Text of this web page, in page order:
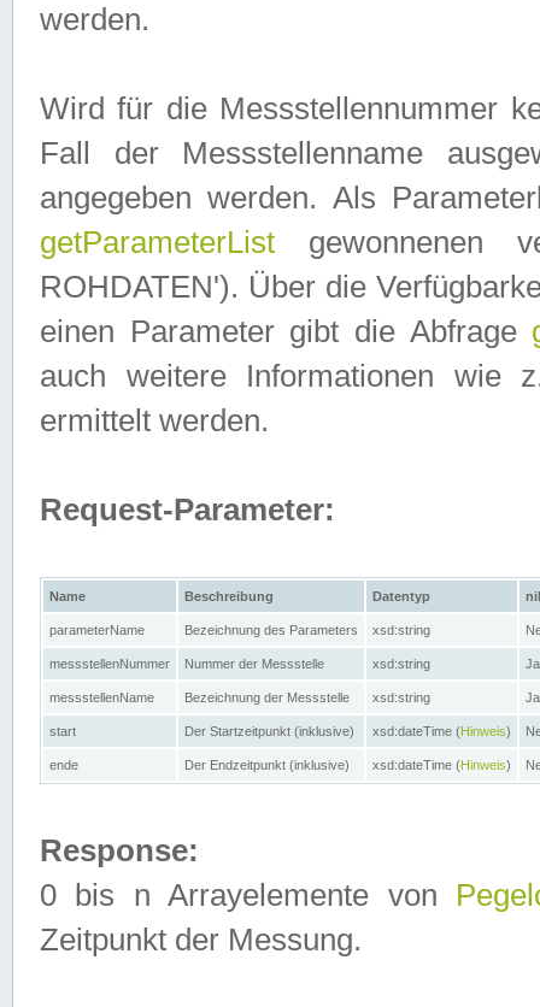
werden.
Wird für die Messstellennummer
Fall der Messstellenname
angegeben werden. Als
getParameterList gewonnenen
ROHDATEN'). Über die
einen Parameter gibt die Abfrage
auch weitere Informationen wie
ermittelt werden.
Request-Parameter:
Name Beschreibung Datentyp nil
parameterName Bezeichnung des Parameters xsd:string
messstellenNummer Nummer der Messstelle xsd:string Ja
messstellenName Bezeichnung der Messstelle xsd:string Ja
start Der Startzeitpunkt (inklusive) xsd:dateTime (Hinweis)
ende Der Endzeitpunkt (inklusive) xsd:dateTime (Hinweis)
Response:
0 bis n Arrayelemente von
Zeitpunkt der Messung.